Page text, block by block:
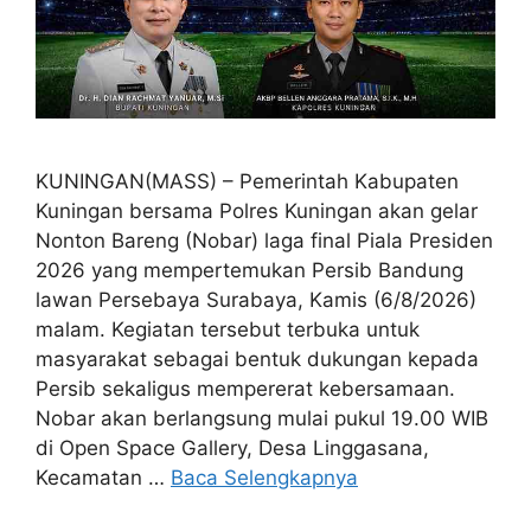
KUNINGAN(MASS) – Pemerintah Kabupaten
Kuningan bersama Polres Kuningan akan gelar
Nonton Bareng (Nobar) laga final Piala Presiden
2026 yang mempertemukan Persib Bandung
lawan Persebaya Surabaya, Kamis (6/8/2026)
malam. Kegiatan tersebut terbuka untuk
masyarakat sebagai bentuk dukungan kepada
Persib sekaligus mempererat kebersamaan.
Nobar akan berlangsung mulai pukul 19.00 WIB
di Open Space Gallery, Desa Linggasana,
Kecamatan … Baca Selengkapnya